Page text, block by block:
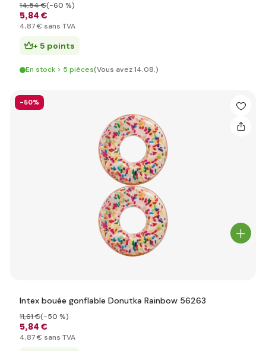
5,84 €
14,54 €(-60 %)
4,87 € sans TVA
+ 5 points
En stock > 5 pièces(Vous avez 14.08.)
-50%
Intex bouée gonflable Donutka Rainbow 56263
5,84 €
11,61 €(-50 %)
4,87 € sans TVA